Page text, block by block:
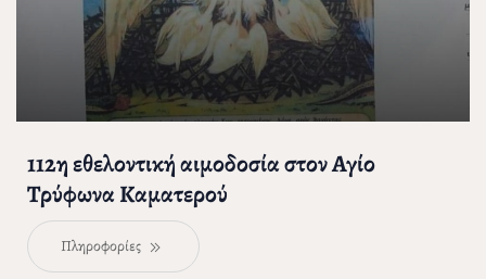
112η εθελοντική αιμοδοσία στον Αγίο
Τρύφωνα Καματερού
Πληροφορίες